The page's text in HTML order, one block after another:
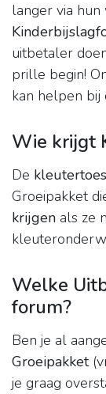
langer via
uitbetaler
prille begin!
kan helpen bij
Wie krijgt
De
Groeipakket
krijgen als ze
Welke
forum?
Ben je al
Groeipakket
je graag